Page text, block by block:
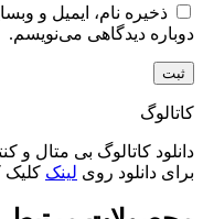
ذخیره نام، ایمیل و
دوباره دیدگاهی می‌نویسم.
کاتالوگ
دانلود کاتالوگ بی متال و
برای دانلود روی لینک کلیک